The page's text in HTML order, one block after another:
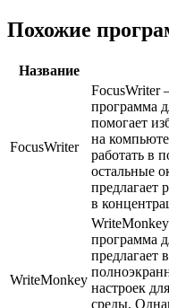
Похожие
Название
FocusWriter
FocusWriter
программа
помогает
на
работать в
остальные
предлагает
в
WriteMonkey
программа
предлагает
настроек
среды.